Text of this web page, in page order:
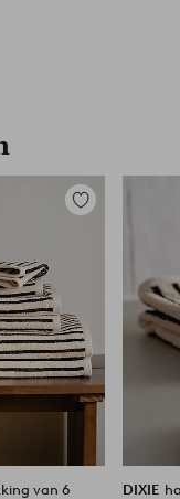
Toevoegen
van 6
DIXIE